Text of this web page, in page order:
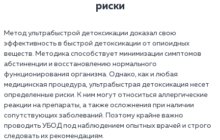
риски
Метод ультрабыстрой детоксикации доказал свою
эффективность в быстрой детоксикации от опиоидных
веществ. Методика способствует минимизации симптомов
абстиненции и восстановлению нормального
функционирования организма. Однако, как и любая
медицинская процедура, ультрабыстрая детоксикация несет
определенные риски. К ним могут относиться аллергические
реакции на препараты, а также осложнения при наличии
сопутствующих заболеваний. Поэтому крайне важно
проводить УБОД под наблюдением опытных врачей и строго
следовать их рекомендациям.